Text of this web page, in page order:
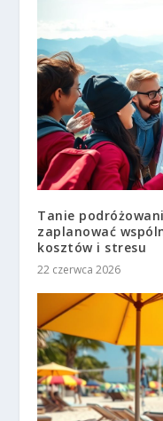
Tanie
zaplanować
kosztów i stresu
22 czerwca 2026